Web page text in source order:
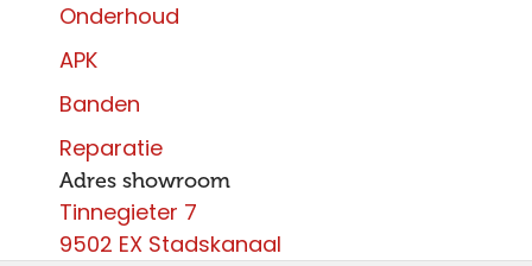
Onderhoud
APK
Banden
Reparatie
Adres showroom
Tinnegieter 7
9502 EX Stadskanaal